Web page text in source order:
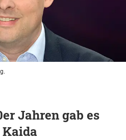
Jahren gab es